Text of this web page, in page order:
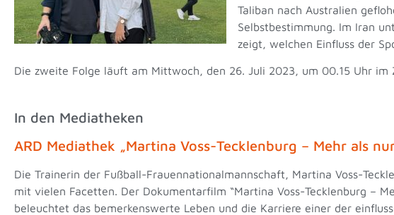
Taliban nach Australien
Selbstbestimmung. Im Iran
zeigt, welchen Einfluss der
Die zweite Folge läuft am Mittwoch, den 26. Juli 2023, um 00.15 Uhr im
In den Mediatheken
ARD Mediathek „Martina Voss-Tecklenburg – Mehr als
Die Trainerin der Fußball-Frauennationalmannschaft, Martina Voss-
mit vielen Facetten. Der Dokumentarfilm “Martina Voss-Tecklenburg –
beleuchtet das bemerkenswerte Leben und die Karriere einer der